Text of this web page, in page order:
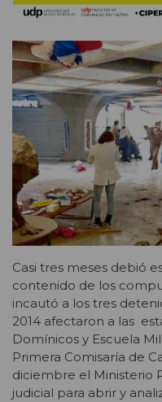
Casi tres meses debió
contenido de los
incautó a los tres
2014 afectaron a las
Domínicos y Escuela
Primera Comisaría de
diciembre el Ministerio
judicial para abrir y